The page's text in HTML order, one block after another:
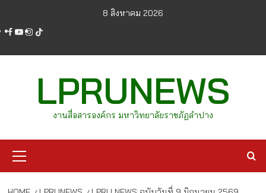
content
8 สิงหาคม 2026
facebook
youtube
instagram
tiktok
LPRUNEWS
งานสื่อสารองค์กร มหาวิทยาลัยราชภัฏลำปาง
Menu